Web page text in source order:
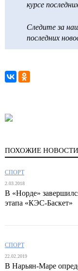
курсе
Следите за
последних
ПОХОЖИЕ НОВОСТИ
СПОРТ
2.03.2018
В «Норде»
этапа «КЭС-Баскет»
СПОРТ
22.02.2019
В Нарьян-Маре